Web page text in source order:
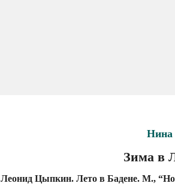
Нина
Зима в
Леонид Цыпкин. Лето в Бадене. М.,